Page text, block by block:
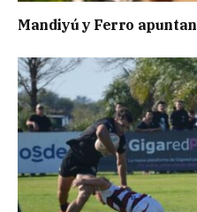
Mandiyú y Ferro